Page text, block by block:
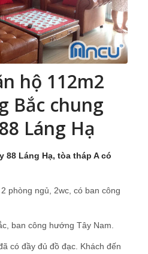
hộ 112m2
Bắc chung
Láng Hạ
88 Láng Hạ, tòa tháp A có
phòng ngủ, 2wc, có ban công
ban công hướng Tây Nam.
có đầy đủ đồ đạc. Khách đến